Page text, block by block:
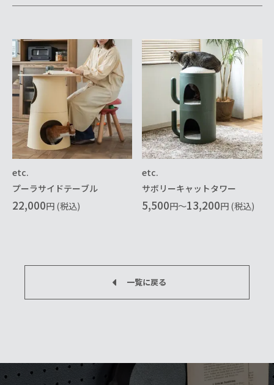
etc.
プーラサイドテーブル
22,000円 (税込)
etc.
サボリーキャットタワー
5,500円～13,200円 (税込)
一覧に戻る